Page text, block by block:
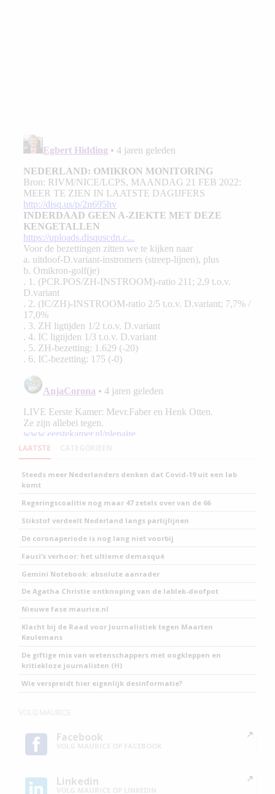
LAATSTE
Steeds meer Nederlanders denken dat Covid-19 uit een lab
komt
Regeringscoalitie nog maar 47 zetels over van de 66
Stikstof verdeelt Nederland langs partijlijnen
De coronaperiode is nog lang niet voorbij
Fauci’s verhoor: het ultieme demasqué
Gemini Notebook: absolute aanrader
De Agatha Christie ontknoping van de lablek-doofpot
Nieuwe fase maurice.nl
Klacht bij de Raad voor Journalistiek tegen Maarten
Keulemans
De giftige mix van wetenschappers met oogkleppen en
kritiekloze journalisten (H)
Wie verspreidt hier eigenlijk desinformatie?
Facebook
Linkedin